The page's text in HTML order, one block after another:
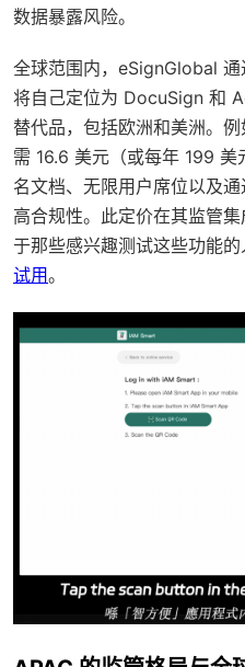
数据暴露风险。
全球范围内，eSignGlobal 通
将自己定位为 DocuSign 和
替代品，包括欧洲和美洲。
需 16.6 美元（或每年 199
名文档、无限用户席位以及
高合规性。此定价在其监管
于那些感兴趣测试这些功能
试用。